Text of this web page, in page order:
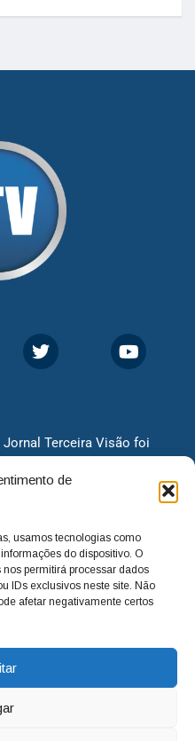
de
usamos tecnologias como
do dispositivo. O
permitirá processar dados
IDs exclusivos neste site. Não
afetar negativamente certos
Jornal Terceira Visão foi
época só existiam
o jornal continua
notícias. Nunca
do cidadão, sempre
em busca de melhorias
resoluções para casos
(19) 3929-6225